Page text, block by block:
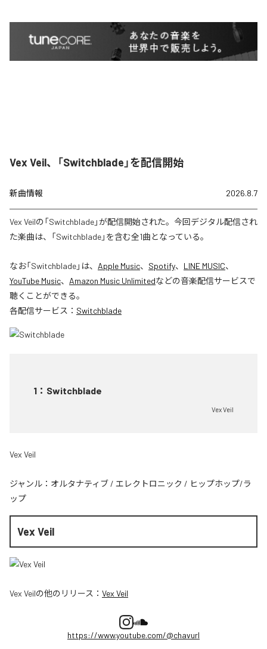
Vex Veil、「Switchblade」を配信開始
新曲情報 2026.8.7
Vex Veilの「Switchblade」が配信開始された。今回デジタル配信され
た楽曲は、「Switchblade」を含む全1曲となっている。
なお「Switchblade」は、 Apple Music、 Spotify、 LINE MUSIC、
YouTube Music、 Amazon Music Unlimitedなどの音楽配信サービスで
聴くことができる。
各配信サービス： Switchblade
1 ： Switchblade
Vex Veil
Vex Veil
ジャンル： オルタナティブ / エレクトロニック / ヒップホップ/ラ
ップ
Vex Veil
Vex Veilの他のリリース： Vex Veil
https://www.youtube.com/@chavurl